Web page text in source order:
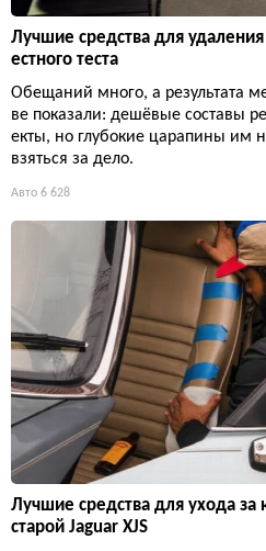
Лучшие средства для удаления
естного теста
Обещаний много, а результата
ве показали: дешёвые составы
екты, но глубокие царапины им
взяться за дело.
Авто 6 628
Лучшие средства для ухода
старой Jaguar XJS